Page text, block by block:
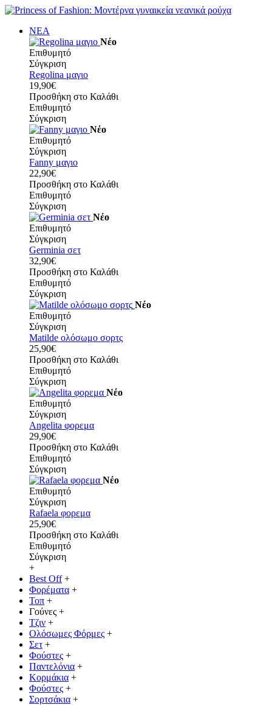
ΝΕΑ
Νέο
Επιθυμητό
Σύγκριση
Regolina μαγιο
19,90€
Προσθήκη στο Καλάθι
Επιθυμητό
Σύγκριση
Νέο
Επιθυμητό
Σύγκριση
Fanny μαγιο
22,90€
Προσθήκη στο Καλάθι
Επιθυμητό
Σύγκριση
Νέο
Επιθυμητό
Σύγκριση
Germinia σετ
32,90€
Προσθήκη στο Καλάθι
Επιθυμητό
Σύγκριση
Νέο
Επιθυμητό
Σύγκριση
Matilde ολόσωμο σορτς
25,90€
Προσθήκη στο Καλάθι
Επιθυμητό
Σύγκριση
Νέο
Επιθυμητό
Σύγκριση
Angelita φορεμα
29,90€
Προσθήκη στο Καλάθι
Επιθυμητό
Σύγκριση
Νέο
Επιθυμητό
Σύγκριση
Rafaela φορεμα
25,90€
Προσθήκη στο Καλάθι
Επιθυμητό
Σύγκριση
+
Best Off +
Φορέματα +
Τοπ +
Γούνες +
Τζιν +
Ολόσωμες Φόρμες +
Σετ +
Φούστες +
Παντελόνια +
Κορμάκια +
Φούστες +
Σορτσάκια +